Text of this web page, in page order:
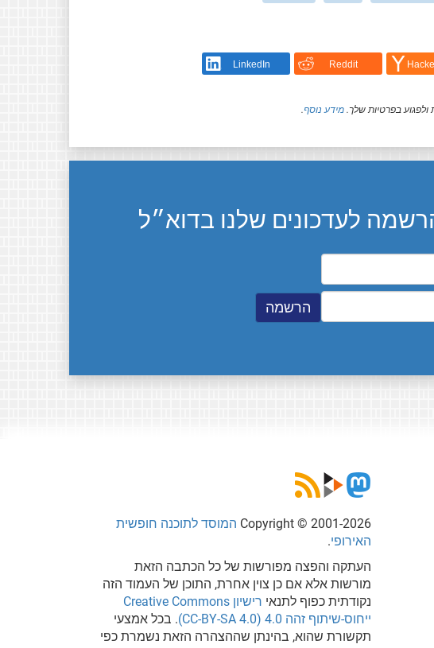
Reddit
LinkedIn
ולפגוע בפרטיות שלך. מידע נוסף .
לעדכונים שלנו בדוא״ל
Copyright © 2001-2026 המוסד לתוכנה חופשית
האירופי.
העתקה והפצה מפורשות של כל הכתבה הזאת
מורשות אלא אם כן צוין אחרת, התוכן של העמוד הזה
נקודתית כפוף לתנאי
רישיון Creative Commons
ייחוס-שיתוף זהה 4.0 (CC-BY-SA 4.0)
. בכל אמצעי
תקשורת שהוא, בהינתן שההצהרה הזאת נשמרת כפי